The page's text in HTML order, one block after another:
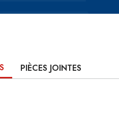
PIÈCES JOINTES